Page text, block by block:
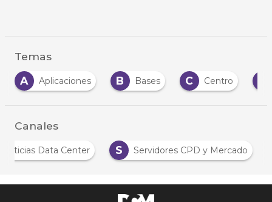
Temas
B Bases C Centro C Cloud
Canales
N
Noticias Data Center S Servidores CPD y